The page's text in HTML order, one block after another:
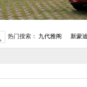
热门搜索： 九代雅阁 新蒙